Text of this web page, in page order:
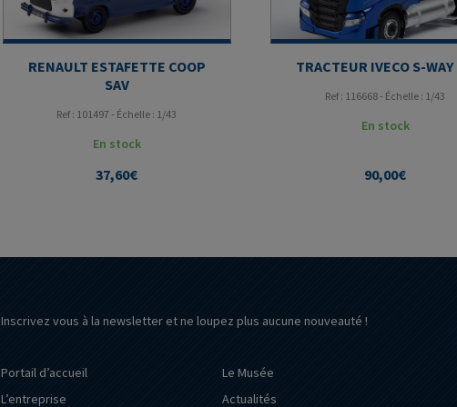
RENAULT ESTAFETTE COOP
SAV
Ref : 101497 - Échelle : 1/43
En stock
37,60€
TRACTEUR IVECO S-WAY
Ref : 116668 - Échelle : 1/43
En stock
90,00€
Inscrivez vous à la newsletter et ne loupez plus aucune nouveauté !
Portail d’accueil
L’entreprise
Le Musée
Actualités